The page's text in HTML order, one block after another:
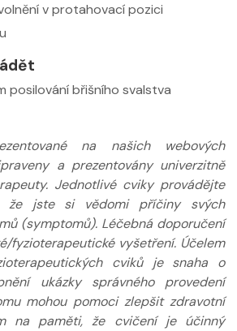
v protahovací pozici
posilování břišního svalstva
na našich webových
a prezentovány univerzitně
Jednotlivé cviky provádějte
že jste si vědomi příčiny svých
(symptomů). Léčebná doporučení
fyzioterapeutické vyšetření. Účelem
cviků je snaha o
ukázky správného provedení
mohou pomoci zlepšit zdravotní
na paměti, že cvičení je účinný